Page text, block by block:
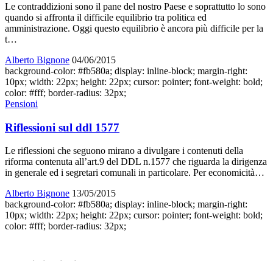
Le contraddizioni sono il pane del nostro Paese e soprattutto lo sono
quando si affronta il difficile equilibrio tra politica ed
amministrazione. Oggi questo equilibrio è ancora più difficile per la
t…
Alberto Bignone 04/06/2015
background-color: #fb580a; display: inline-block; margin-right:
10px; width: 22px; height: 22px; cursor: pointer; font-weight: bold;
color: #fff; border-radius: 32px;
Pensioni
Riflessioni sul ddl 1577
Le riflessioni che seguono mirano a divulgare i contenuti della
riforma contenuta all’art.9 del DDL n.1577 che riguarda la dirigenza
in generale ed i segretari comunali in particolare. Per economicità…
Alberto Bignone 13/05/2015
background-color: #fb580a; display: inline-block; margin-right:
10px; width: 22px; height: 22px; cursor: pointer; font-weight: bold;
color: #fff; border-radius: 32px;